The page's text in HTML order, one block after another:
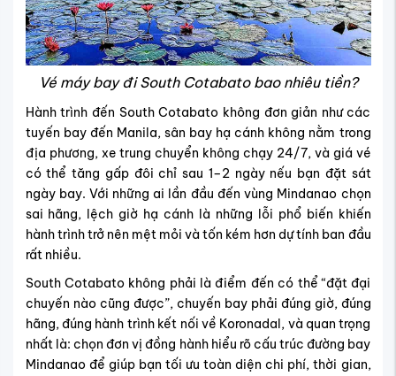
Vé máy bay đi South Cotabato bao nhiêu tiền?
Hành trình đến South Cotabato không đơn giản như các
tuyến bay đến Manila, sân bay hạ cánh không nằm trong
địa phương, xe trung chuyển không chạy 24/7, và giá vé
có thể tăng gấp đôi chỉ sau 1–2 ngày nếu bạn đặt sát
ngày bay. Với những ai lần đầu đến vùng Mindanao chọn
sai hãng, lệch giờ hạ cánh là những lỗi phổ biến khiến
hành trình trở nên mệt mỏi và tốn kém hơn dự tính ban đầu
rất nhiều.
South Cotabato không phải là điểm đến có thể “đặt đại
chuyến nào cũng được”, chuyến bay phải đúng giờ, đúng
hãng, đúng hành trình kết nối về Koronadal, và quan trọng
nhất là: chọn đơn vị đồng hành hiểu rõ cấu trúc đường bay
Mindanao để giúp bạn tối ưu toàn diện chi phí, thời gian,